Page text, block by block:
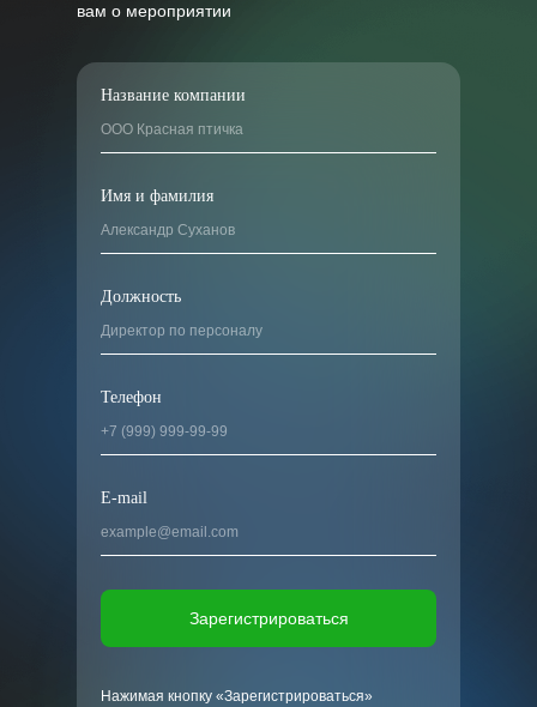
Название компании
Имя и фамилия
Должность
Телефон
E-mail
Зарегистрироваться
Нажимая кнопку «Зарегистрироваться»
вам о мероприятии